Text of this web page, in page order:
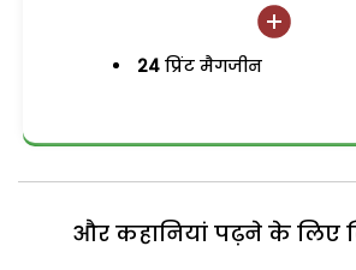
24 प्रिंट मैगजीन
और कहानियां पढ़ने के लिए